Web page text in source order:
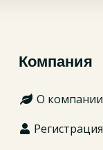
Компания
О компании
Регистрация